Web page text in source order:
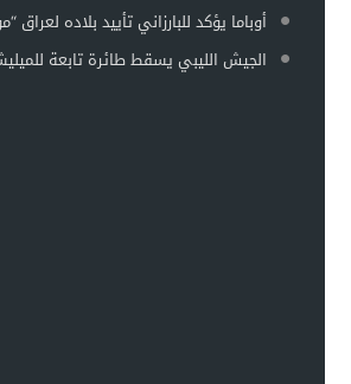
أوباما يؤكد للبارزاني تأييد بلاده لعراق
الجيش الليبي يسقط طائرة تابعة